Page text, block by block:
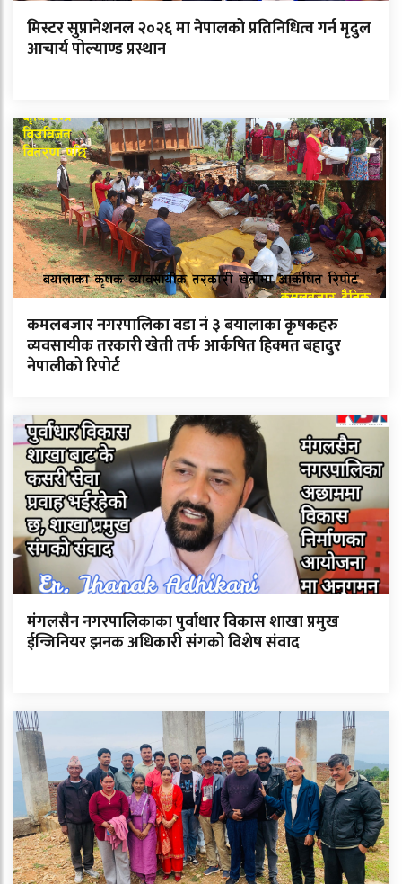
मिस्टर सुप्रानेशनल २०२६ मा नेपालको प्रतिनिधित्व गर्न मृदुल
आचार्य पोल्याण्ड प्रस्थान
कमलबजार नगरपालिका वडा नं ३ बयालाका कृषकहरु
व्यवसायीक तरकारी खेती तर्फ आर्कषित हिक्मत बहादुर
नेपालीको रिपोर्ट
मंगलसैन नगरपालिकाका पुर्वाधार विकास शाखा प्रमुख
ईन्जिनियर झनक अधिकारी संगको विशेष संवाद